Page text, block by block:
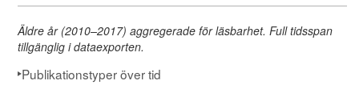
Äldre år (2010–2017) aggregerade för läsbarhet. Full tidsspan
tillgänglig i dataexporten.
Publikationstyper över tid